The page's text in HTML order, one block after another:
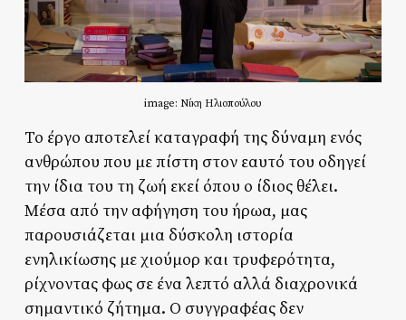
image: Νίκη Ηλιοπούλου
Το έργο αποτελεί καταγραφή της δύναμη ενός
ανθρώπου που με πίστη στον εαυτό του οδηγεί
την ίδια του τη ζωή εκεί όπου ο ίδιος θέλει.
Μέσα από την αφήγηση του ήρωα, μας
παρουσιάζεται μια δύσκολη ιστορία
ενηλικίωσης με χιούμορ και τρυφερότητα,
ρίχνοντας φως σε ένα λεπτό αλλά διαχρονικά
σημαντικό ζήτημα. Ο συγγραφέας δεν